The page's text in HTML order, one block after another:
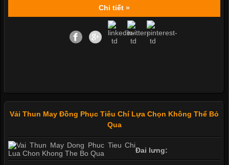
Chi tiết »
Vải Thun May Đồng Phục Tiêu Chí Lựa Chọn Không Thể Bỏ
Qua
Đai lưng: